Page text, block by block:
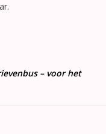
– voor het